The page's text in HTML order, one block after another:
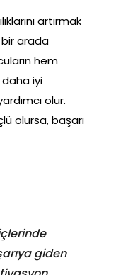
artırmak
arada
hem
iyi
olur.
olursa, başarı
giden